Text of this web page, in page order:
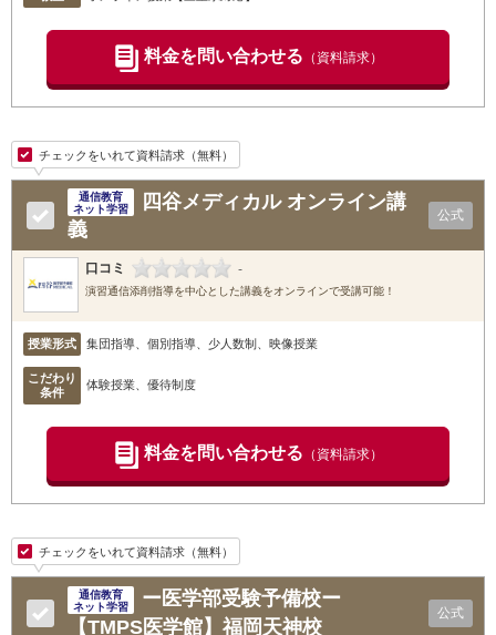
料金を問い合わせる （資料請求）
チェックをいれて資料請求（無料）
通信教育
ネット学習
四谷メディカル オンライン講
義
公式
口コミ -
演習通信添削指導を中心とした講義をオンラインで受講可能！
授業形式 集団指導、個別指導、少人数制、映像授業
こだわり
条件
体験授業、優待制度
料金を問い合わせる （資料請求）
チェックをいれて資料請求（無料）
通信教育
ネット学習
ー医学部受験予備校ー
【TMPS医学館】福岡天神校
公式